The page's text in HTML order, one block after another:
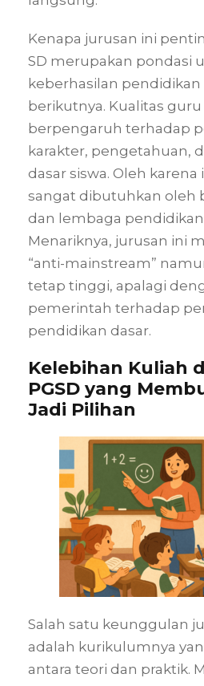
Kenapa jurusan ini
SD merupakan pondasi
keberhasilan
berikutnya. Kualitas guru
berpengaruh terhadap
karakter, pengetahuan,
dasar siswa. Oleh karena
sangat dibutuhkan oleh
dan lembaga
Menariknya, jurusan ini
“anti-mainstream”
tetap tinggi, apalagi
pemerintah terhadap
pendidikan dasar.
Kelebihan Kuliah
PGSD yang
Jadi Pilihan
Salah satu keunggulan
adalah kurikulumnya
antara teori dan praktik.